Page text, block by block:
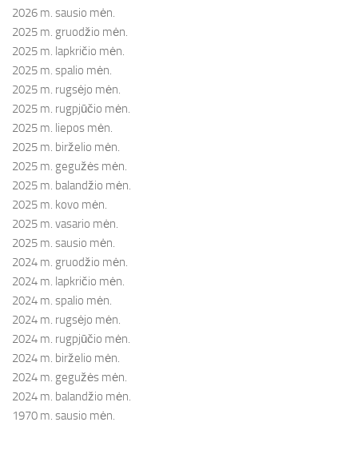
2026 m. sausio mėn.
2025 m. gruodžio mėn.
2025 m. lapkričio mėn.
2025 m. spalio mėn.
2025 m. rugsėjo mėn.
2025 m. rugpjūčio mėn.
2025 m. liepos mėn.
2025 m. birželio mėn.
2025 m. gegužės mėn.
2025 m. balandžio mėn.
2025 m. kovo mėn.
2025 m. vasario mėn.
2025 m. sausio mėn.
2024 m. gruodžio mėn.
2024 m. lapkričio mėn.
2024 m. spalio mėn.
2024 m. rugsėjo mėn.
2024 m. rugpjūčio mėn.
2024 m. birželio mėn.
2024 m. gegužės mėn.
2024 m. balandžio mėn.
1970 m. sausio mėn.